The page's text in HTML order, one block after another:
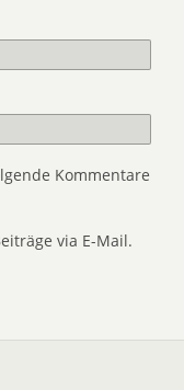
Kommentare
via E-Mail.